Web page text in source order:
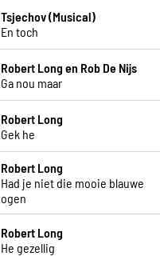
Tsjechov (Musical)
En toch
Robert Long en Rob De Nijs
Ga nou maar
Robert Long
Gek he
Robert Long
Had je niet die mooie blauwe
ogen
Robert Long
He gezellig